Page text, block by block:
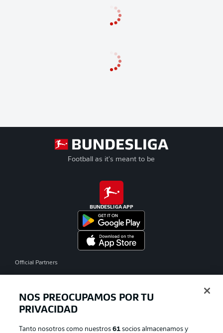
Football as it's meant to be
BUNDESLIGA APP
Official Partners
NOS PREOCUPAMOS POR TU
PRIVACIDAD
Tanto nosotros como nuestros61 socios almacenamos y